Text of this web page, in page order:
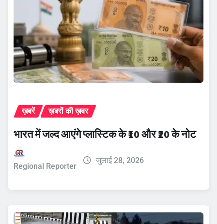
ख़बरें ख़बरों की ख़बर
भारत में जल्द आएंगे प्लास्टिक के ₹10 और ₹20 के नोट
Regional Reporter
जुलाई 28, 2026